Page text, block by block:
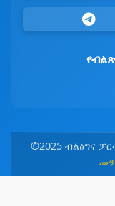
©2025 ብልፅግና